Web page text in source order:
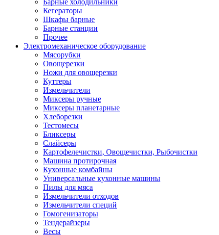
Барные холодильники
Кегераторы
Шкафы барные
Барные станции
Прочее
Электромеханическое оборудование
Мясорубки
Овощерезки
Ножи для овощерезки
Куттеры
Измельчители
Миксеры ручные
Миксеры планетарные
Хлеборезки
Тестомесы
Бликсеры
Слайсеры
Картофелечистки, Овощечистки, Рыбочистки
Машина протирочная
Кухонные комбайны
Универсальные кухонные машины
Пилы для мяса
Измельчители отходов
Измельчители специй
Гомогенизаторы
Тендерайзеры
Весы